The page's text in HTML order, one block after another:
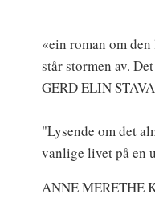
«ein roman om
står stormen av.
GERD ELIN
"Lysende om det
vanlige livet på en
ANNE MERETHE